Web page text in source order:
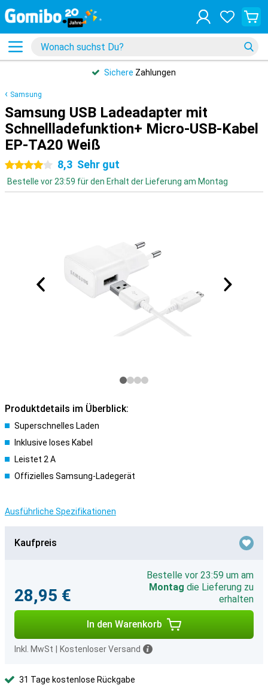
Sichere Zahlungen
Samsung
Samsung USB Ladeadapter mit
Schnellladefunktion+ Micro-USB-Kabel
EP-TA20 Weiß
4 Sterne8,3 Sehr gut
Bestelle vor 23:59 für den Erhalt der Lieferung am Montag
Produktdetails im Überblick:
Superschnelles Laden
Inklusive loses Kabel
Leistet 2 A
Offizielles Samsung-Ladegerät
Ausführliche Spezifikationen
Kaufpreis
28,95 €
Bestelle vor 23:59 um am
Montag die Lieferung zu
erhalten
In den Warenkorb
Inkl. MwSt Kostenloser Versand
31 Tage kostenlose Rückgabe